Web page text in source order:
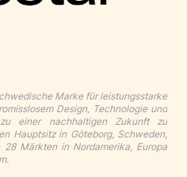
Marke für leistungsstarke
Design, Technologie und
einer nachhaltigen Zukunft zu
Hauptsitz in Göteborg, Schweden,
Märkten in Nordamerika, Europa